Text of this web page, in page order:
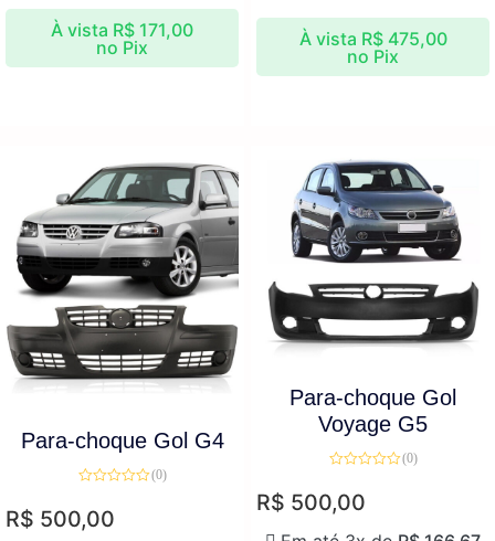
À vista R$ 171,00
no Pix
À vista R$475,00
no Pix
Para-choque Gol G4
de
5
(0)
R$ 500,00
Para-choque Gol
Voyage G5
de
5
(0)
R$ 500,00